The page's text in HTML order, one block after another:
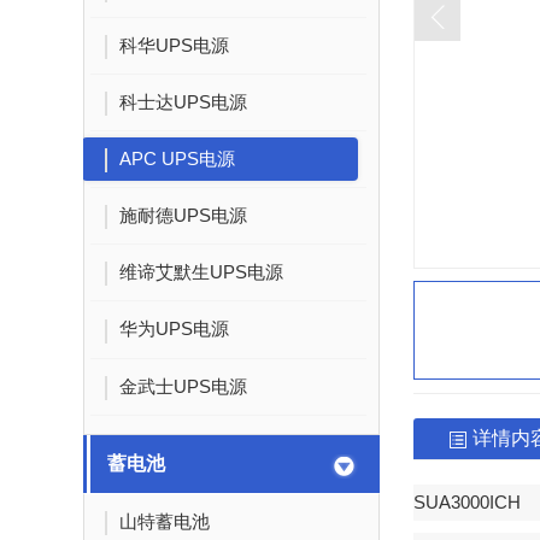
科华UPS电源
科士达UPS电源
APC UPS电源
施耐德UPS电源
维谛艾默生UPS电源
华为UPS电源
金武士UPS电源
蓄电池
山特蓄电池
详情内
SUA3000ICH